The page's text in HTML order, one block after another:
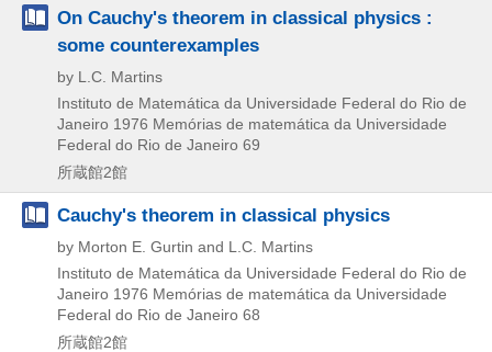
On Cauchy's theorem in classical physics :
some counterexamples
by L.C. Martins
Instituto de Matemática da Universidade Federal do Rio de
Janeiro 1976 Memórias de matemática da Universidade
Federal do Rio de Janeiro 69
所蔵館2館
Cauchy's theorem in classical physics
by Morton E. Gurtin and L.C. Martins
Instituto de Matemática da Universidade Federal do Rio de
Janeiro 1976 Memórias de matemática da Universidade
Federal do Rio de Janeiro 68
所蔵館2館